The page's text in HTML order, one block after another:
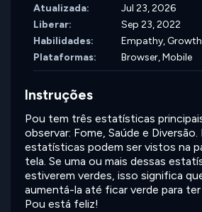
Atualizada:
Jul 23, 2026
Liberar:
Sep 23, 2022
Habilidades:
Empathy,
Plataformas:
Browser, Mobile
Instruções
Pou tem três estatísticas
observar: Fome, Saúde e
estatísticas podem ser vistos na
tela. Se uma ou mais dessas
estiverem verdes, isso significa
aumentá-la até ficar verde para
Pou está feliz!